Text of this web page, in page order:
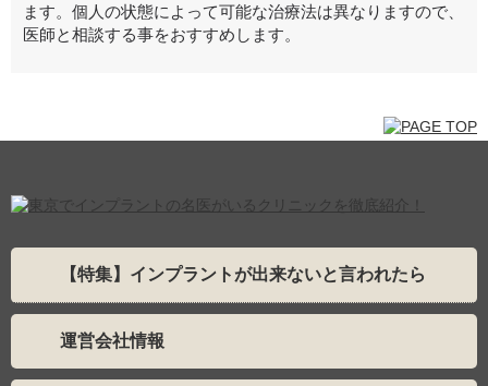
ます。個人の状態によって可能な治療法は異なりますので、
医師と相談する事をおすすめします。
【特集】インプラントが出来ないと言われたら
運営会社情報